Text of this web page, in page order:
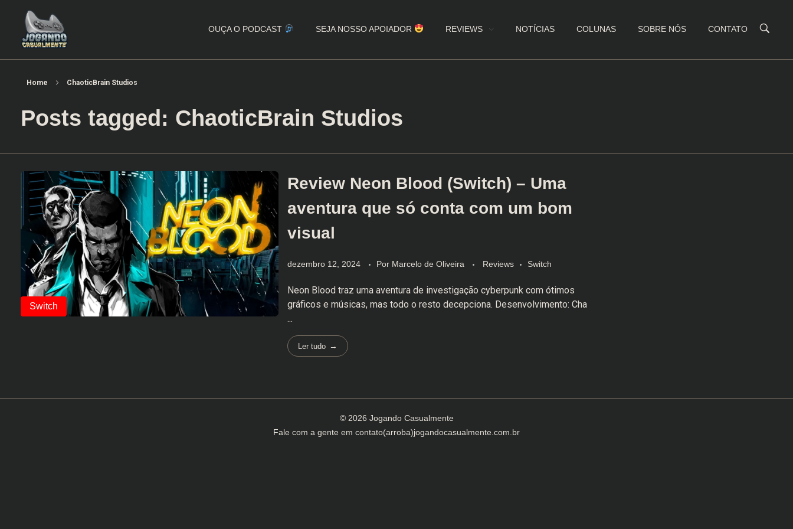
OUÇA O PODCAST SEJA NOSSO APOIADOR REVIEWS NOTÍCIAS COLUNAS SOBRE NÓS CONTATO
Home ChaoticBrain Studios
Posts tagged: ChaoticBrain Studios
Review Neon Blood (Switch) – Uma
aventura que só conta com um bom
visual
dezembro 12, 2024 Por Marcelo de Oliveira Reviews Switch
Neon Blood traz uma aventura de investigação cyberpunk com ótimos
gráficos e músicas, mas todo o resto decepciona. Desenvolvimento: Cha
...
Ler tudo
© 2026 Jogando Casualmente
Fale com a gente em contato(arroba)jogandocasualmente.com.br